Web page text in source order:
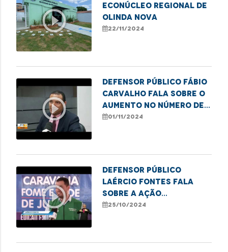
play_circle_outline
Econúcleo Regional de
Olinda Nova
22/11/2024
play_circle_outline
Defensor público Fábio
Carvalho fala sobre o
aumento no número de
pessoas em situação de
01/11/2024
play_circle_outline
Defensor público
Laércio Fontes fala
sobre a ação
"Caravana Fome e Sede
25/10/2024